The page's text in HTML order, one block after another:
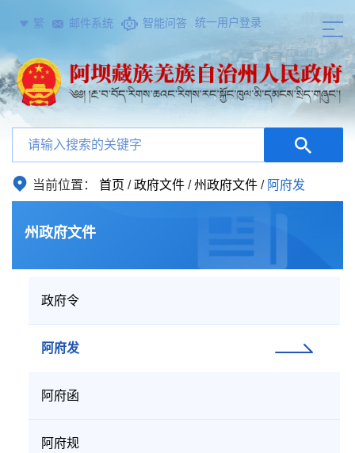
繁 邮件系统 智能问答 统一用户登录
当前位置： 首页 /政府文件 /州政府文件 / 阿府发
州政府文件
政府令
阿府发
阿府函
阿府规